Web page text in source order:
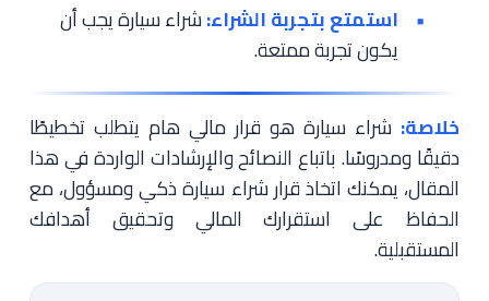
استمتع بتجربة الشراء:شراء سيارة يجب أن
يكون تجربة ممتعة.
خلاصة: شراء سيارة هو قرار مالي هام يتطلب تخطيطًا
دقيقًا ومدروسًا. باتباع النصائح والإرشادات الواردة في هذا
المقال، يمكنك اتخاذ قرار شراء سيارة ذكي ومسؤول، مع
الحفاظ على استقرارك المالي وتحقيق أهدافك
المستقبلية.